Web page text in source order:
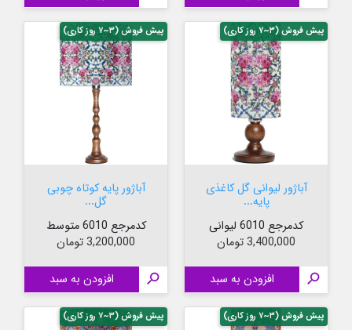
آباژور لیوانی گل کاغذی
پایه...
کدمرجع 6010 لیوانی
قیمت
3,400,000 تومان
 افزودن به سبد
پیش فروش (۳~۷ روز کاری)
آباژور پایه کوتاه چوبی
گل...
کدمرجع 6010 متوسط
قیمت
3,200,000 تومان
 افزودن به سبد
پیش فروش (۳~۷ روز کاری)
پیش فروش (۳~۷ روز کاری) پیش فروش (۳~۷ روز کاری)